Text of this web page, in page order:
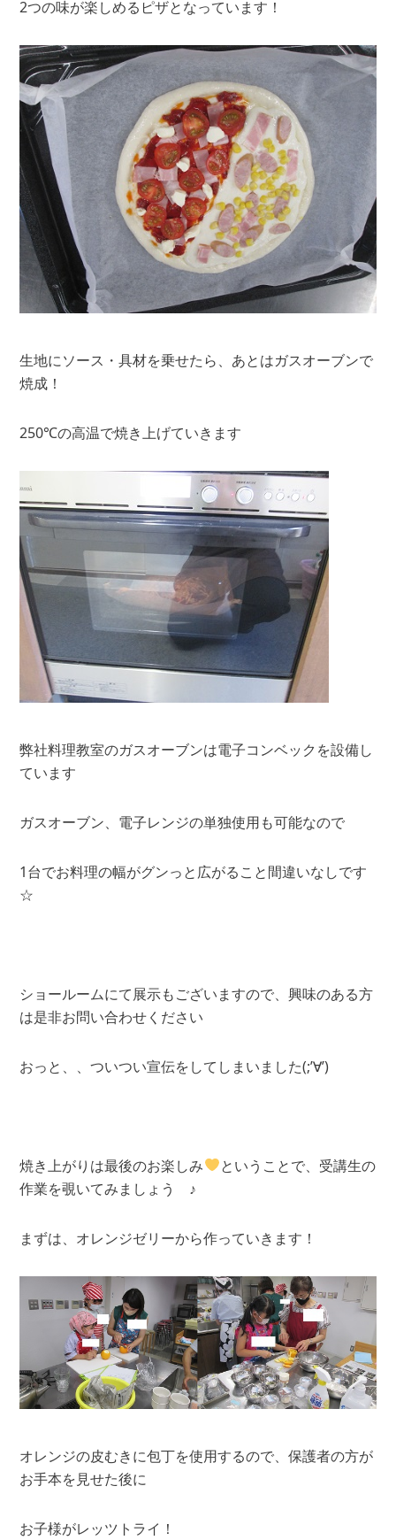
2つの味が楽しめるピザとなっています！
生地にソース・具材を乗せたら、あとはガスオーブンで
焼成！
250℃の高温で焼き上げていきます
弊社料理教室のガスオーブンは電子コンベックを設備し
ています
ガスオーブン、電子レンジの単独使用も可能なので
1台でお料理の幅がグンっと広がること間違いなしです
☆
ショールームにて展示もございますので、興味のある方
は是非お問い合わせください
おっと、、ついつい宣伝をしてしまいました(;’∀’)
焼き上がりは最後のお楽しみ
ということで、受講生の
作業を覗いてみましょう ♪
まずは、オレンジゼリーから作っていきます！
オレンジの皮むきに包丁を使用するので、保護者の方が
お手本を見せた後に
お子様がレッツトライ！